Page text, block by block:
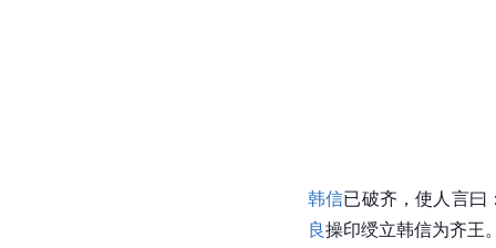
韩信已破齐，使人言曰
良操印绶立韩信为齐王